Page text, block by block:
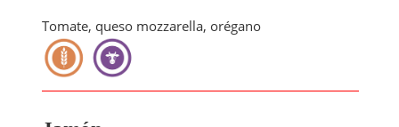
Tomate, queso mozzarella, orégano